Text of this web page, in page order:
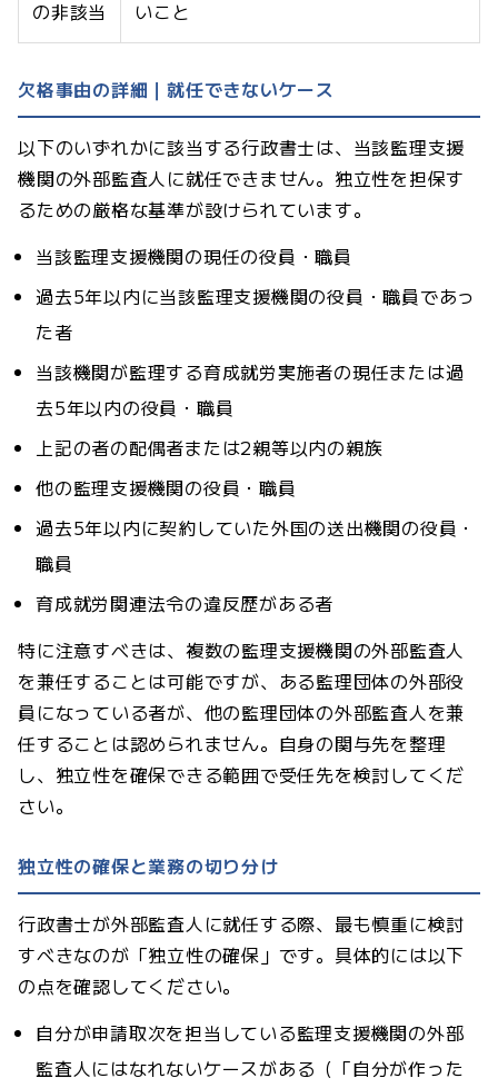
の非該当
いこと
欠格事由の詳細｜就任できないケース
以下のいずれかに該当する行政書士は、当該監理支援
機関の外部監査人に就任できません。独立性を担保す
るための厳格な基準が設けられています。
当該監理支援機関の現任の役員・職員
過去5年以内に当該監理支援機関の役員・職員であっ
た者
当該機関が監理する育成就労実施者の現任または過
去5年以内の役員・職員
上記の者の配偶者または2親等以内の親族
他の監理支援機関の役員・職員
過去5年以内に契約していた外国の送出機関の役員・
職員
育成就労関連法令の違反歴がある者
特に注意すべきは、複数の監理支援機関の外部監査人
を兼任することは可能ですが、ある監理団体の外部役
員になっている者が、他の監理団体の外部監査人を兼
任することは認められません。自身の関与先を整理
し、独立性を確保できる範囲で受任先を検討してくだ
さい。
独立性の確保と業務の切り分け
行政書士が外部監査人に就任する際、最も慎重に検討
すべきなのが「独立性の確保」です。具体的には以下
の点を確認してください。
自分が申請取次を担当している監理支援機関の外部
監査人にはなれないケースがある（「自分が作った